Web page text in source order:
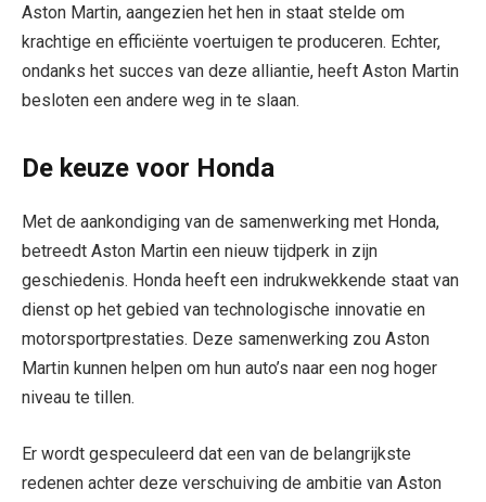
Aston Martin, aangezien het hen in staat stelde om
krachtige en efficiënte voertuigen te produceren. Echter,
ondanks het succes van deze alliantie, heeft Aston Martin
besloten een andere weg in te slaan.
De keuze voor Honda
Met de aankondiging van de samenwerking met Honda,
betreedt Aston Martin een nieuw tijdperk in zijn
geschiedenis. Honda heeft een indrukwekkende staat van
dienst op het gebied van technologische innovatie en
motorsportprestaties. Deze samenwerking zou Aston
Martin kunnen helpen om hun auto’s naar een nog hoger
niveau te tillen.
Er wordt gespeculeerd dat een van de belangrijkste
redenen achter deze verschuiving de ambitie van Aston